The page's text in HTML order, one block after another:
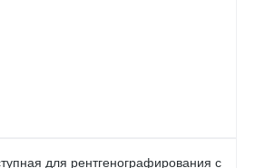
для рентгенографирования с